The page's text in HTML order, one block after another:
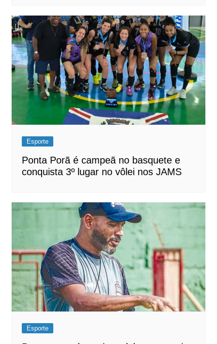
Esporte
Ponta Porã é campeã no basquete e
conquista 3º lugar no vôlei nos JAMS
Esporte